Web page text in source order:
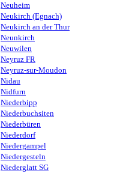
Neuheim
Neukirch (Egnach)
Neukirch an der Thur
Neunkirch
Neuwilen
Neyruz FR
Neyruz-sur-Moudon
Nidau
Nidfurn
Niederbipp
Niederbuchsiten
Niederbüren
Niederdorf
Niedergampel
Niedergesteln
Niederglatt SG